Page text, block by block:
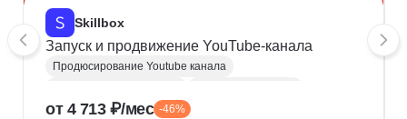
Skillbox
Запуск и продвижение YouTube-канала
Продюсирование Youtube канала
Видео
Монтаж Блогинг
от 4 713 ₽/мес -46%